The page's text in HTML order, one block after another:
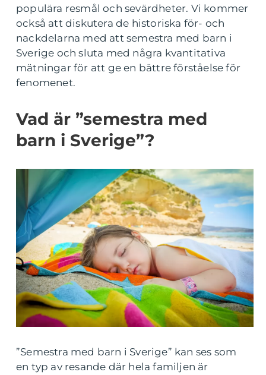
populära resmål och sevärdheter. Vi kommer
också att diskutera de historiska för- och
nackdelarna med att semestra med barn i
Sverige och sluta med några kvantitativa
mätningar för att ge en bättre förståelse för
fenomenet.
Vad är ”semestra med
barn i Sverige”?
”Semestra med barn i Sverige” kan ses som
en typ av resande där hela familjen är